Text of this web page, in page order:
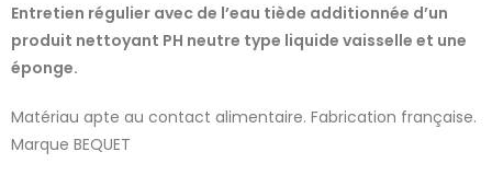
Entretien régulier avec de l’eau tiède additionnée d’un
produit nettoyant PH neutre type liquide vaisselle et une
éponge.
Matériau apte au contact alimentaire. Fabrication française.
Marque BEQUET